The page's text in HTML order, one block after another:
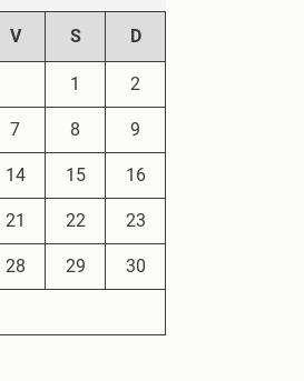
V S D
1 2
7 8 9
14 15 16
21 22 23
28 29 30